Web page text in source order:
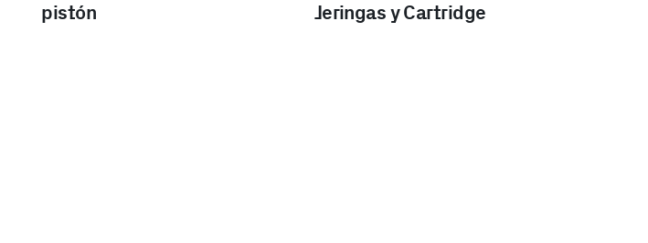
pistón
Jeringas y Cartridge